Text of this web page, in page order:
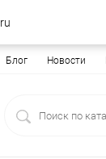
Блог Новости